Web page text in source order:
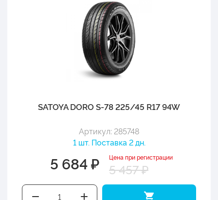
SATOYA DORO S-78 225/45 R17 94W
Артикул: 285748
1 шт. Поставка 2 дн.
5 684 ₽ Цена при регистрации
5 457 ₽